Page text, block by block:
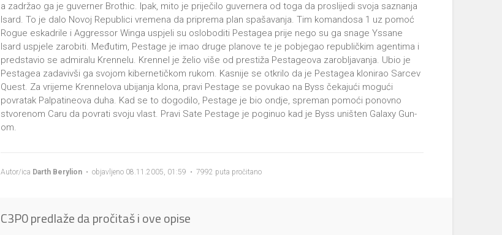
a zadržao ga je guverner Brothic. Ipak, mito je priječilo guvernera od toga da proslijedi svoja saznanja
Isard. To je dalo Novoj Republici vremena da priprema plan spašavanja. Tim komandosa 1 uz pomoć
Rogue eskadrile i Aggressor Winga uspjeli su osloboditi Pestagea prije nego su ga snage Yssane
Isard uspjele zarobiti. Međutim, Pestage je imao druge planove te je pobjegao republičkim agentima i
predstavio se admiralu Krennelu. Krennel je želio više od prestiža Pestageova zarobljavanja. Ubio je
Pestagea zadavivši ga svojom kibernetičkom rukom. Kasnije se otkrilo da je Pestagea klonirao Sarcev
Quest. Za vrijeme Krennelova ubijanja klona, pravi Pestage se povukao na Byss čekajući mogući
povratak Palpatineova duha. Kad se to dogodilo, Pestage je bio ondje, spreman pomoći ponovno
stvorenom Caru da povrati svoju vlast. Pravi Sate Pestage je poginuo kad je Byss uništen Galaxy Gun-
om.
Autor/ica Darth Berylion • objavljeno 08.11.2005, 01:59 • 7992 puta pročitano
C3P0 predlaže da pročitaš i ove opise